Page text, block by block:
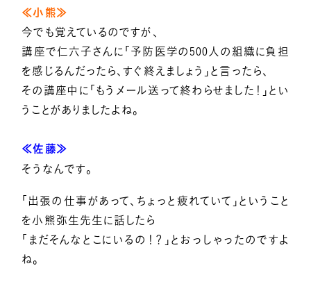
≪小熊≫
今でも覚えているのですが、
講座で仁六子さんに「予防医学の500人の組織に負担
を感じるんだったら、すぐ終えましょう」と言ったら、
その講座中に「もうメール送って終わらせました！」とい
うことがありましたよね。
≪佐藤≫
そうなんです。
「出張の仕事があって、ちょっと疲れていて」ということ
を小熊弥生先生に話したら
「まだそんなとこにいるの！？」とおっしゃったのですよ
ね。